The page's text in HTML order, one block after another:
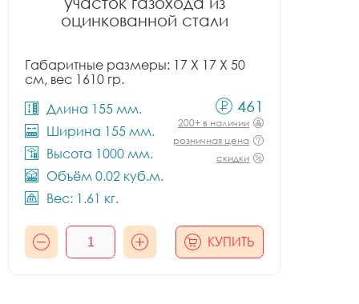
оцинкованной стали
Габаритные размеры: 17 X 17 X 50
см, вес 1610 гр.
Длина 155 мм.
Ширина 155 мм.
Высота 1000 мм.
Объём 0.02 куб.м.
Вес: 1.61 кг.
461
200+ в наличии
розничная цена
скидки
КУПИТЬ